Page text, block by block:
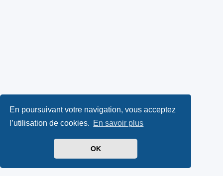
En poursuivant votre navigation, vous acceptez
l’utilisation de cookies. En savoir plus
OK